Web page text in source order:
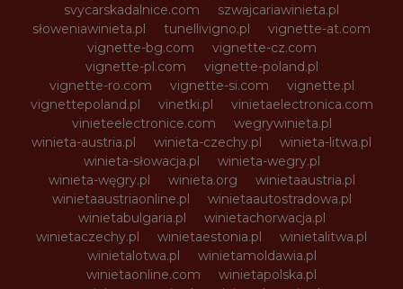
svycarskadalnice.com
szwajcariawinieta.pl
słoweniawinieta.pl
tunellivigno.pl
vignette-at.com
vignette-bg.com
vignette-cz.com
vignette-pl.com
vignette-poland.pl
vignette-ro.com
vignette-si.com
vignette.pl
vignettepoland.pl
vinetki.pl
vinietaelectronica.com
vinieteelectronice.com
wegrywinieta.pl
winieta-austria.pl
winieta-czechy.pl
winieta-litwa.pl
winieta-słowacja.pl
winieta-wegry.pl
winieta-węgry.pl
winieta.org
winietaaustria.pl
winietaaustriaonline.pl
winietaautostradowa.pl
winietabulgaria.pl
winietachorwacja.pl
winietaczechy.pl
winietaestonia.pl
winietalitwa.pl
winietalotwa.pl
winietamoldawia.pl
winietaonline.com
winietapolska.pl